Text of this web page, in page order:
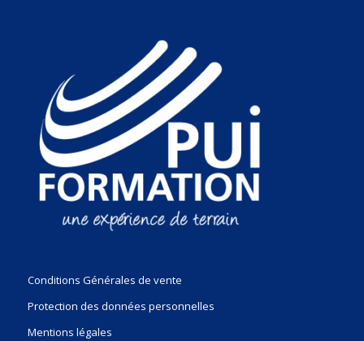
Conditions Générales de vente
Protection des données personnelles
Mentions légales